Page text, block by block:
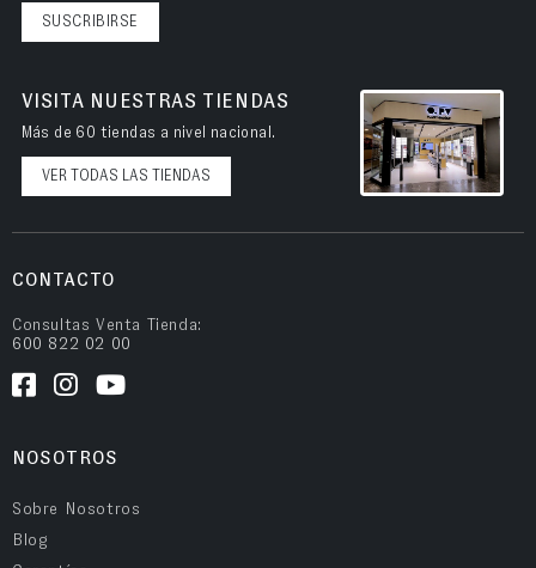
SUSCRIBIRSE
VISITA NUESTRAS TIENDAS
Más de 60 tiendas a nivel nacional.
VER TODAS LAS TIENDAS
CONTACTO
Consultas Venta Tienda:
600 822 02 00
NOSOTROS
Sobre Nosotros
Blog